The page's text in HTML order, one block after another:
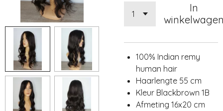
In
100% Indian remy
human hair
Haarlengte 55 cm
Kleur Blackbrown 1B
Afmeting 16x20 cm